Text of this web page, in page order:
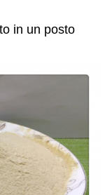
in un posto